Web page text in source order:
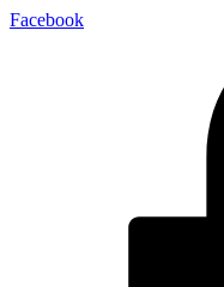
Facebook